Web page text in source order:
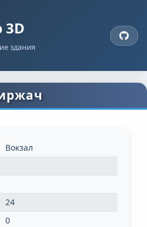
3D
здания
Вокзал
24
0